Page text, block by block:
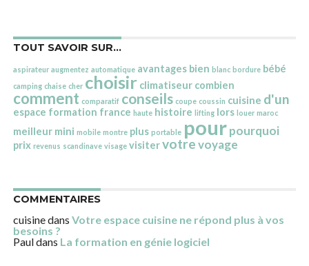
TOUT SAVOIR SUR…
aspirateur augmentez automatique avantages bien blanc bordure bébé
camping chaise cher choisir climatiseur combien
comment comparatif conseils coupe coussin cuisine d'un
espace formation france haute histoire lifting lors louer maroc
meilleur mini mobile montre plus portable pour pourquoi
prix revenus scandinave visage visitervotrevoyage
COMMENTAIRES
cuisinedans Votre espace cuisine ne répond plus à vos
besoins ?
Pauldans La formation en génie logiciel